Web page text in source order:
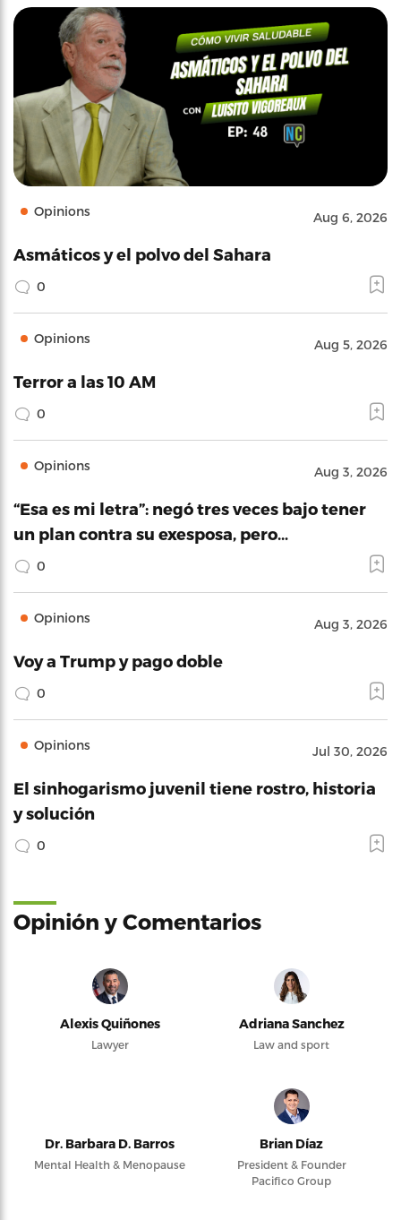
Opinions Aug 6, 2026
Asmáticos y el polvo del Sahara
0
Opinions Aug 5, 2026
Terror a las 10 AM
0
Opinions Aug 3, 2026
“Esa es mi letra”: negó tres veces bajo tener
un plan contra su exesposa, pero…
0
Opinions Aug 3, 2026
Voy a Trump y pago doble
0
Opinions Jul 30, 2026
El sinhogarismo juvenil tiene rostro, historia
y solución
0
Opinión y Comentarios
Alexis Quiñones
Lawyer
Adriana Sanchez
Law and sport
Dr. Barbara D. Barros
Mental Health & Menopause
Brian Díaz
President & Founder
Pacifico Group